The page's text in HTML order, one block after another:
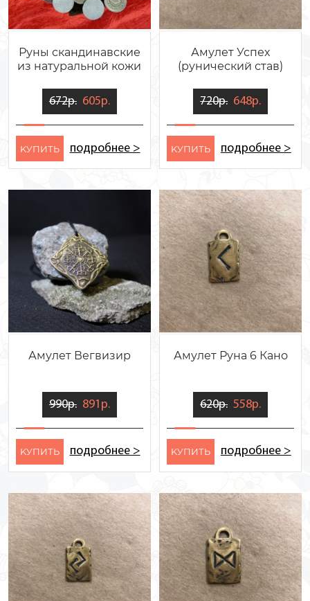
Руны скандинавские
из натуральной кожи
672р. 605р.
KУПИТЬ подробнее >
Амулет Успех
(рунический став)
720р. 648р.
KУПИТЬ подробнее >
Амулет Вегвизир
990р. 891р.
KУПИТЬ подробнее >
Амулет Руна 6 Кано
620р. 558р.
KУПИТЬ подробнее >